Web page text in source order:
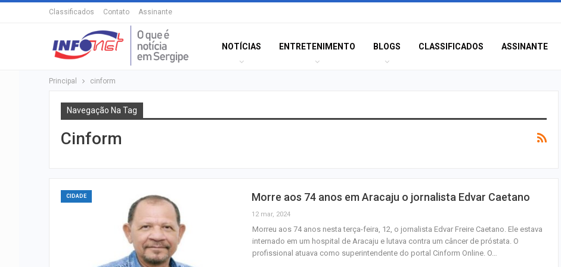
Classificados Contato Assinante
NOTÍCIAS ENTRETENIMENTO BLOGS CLASSIFICADOS ASSINANTE
Principal cinform
Navegação Na Tag
Cinform
CIDADE Morre aos 74 anos em Aracaju o jornalista Edvar Caetano
12 mar, 2024
Morreu aos 74 anos nesta terça-feira, 12, o jornalista Edvar Freire Caetano. Ele estava
internado em um hospital de Aracaju e lutava contra um câncer de próstata. O
profissional atuava como superintendente do portal Cinform Online. O…
Champagne: Uma Viagem
A Fabulosa Maquina do
Tempo
Homem Aranha: Um Novo
Dia